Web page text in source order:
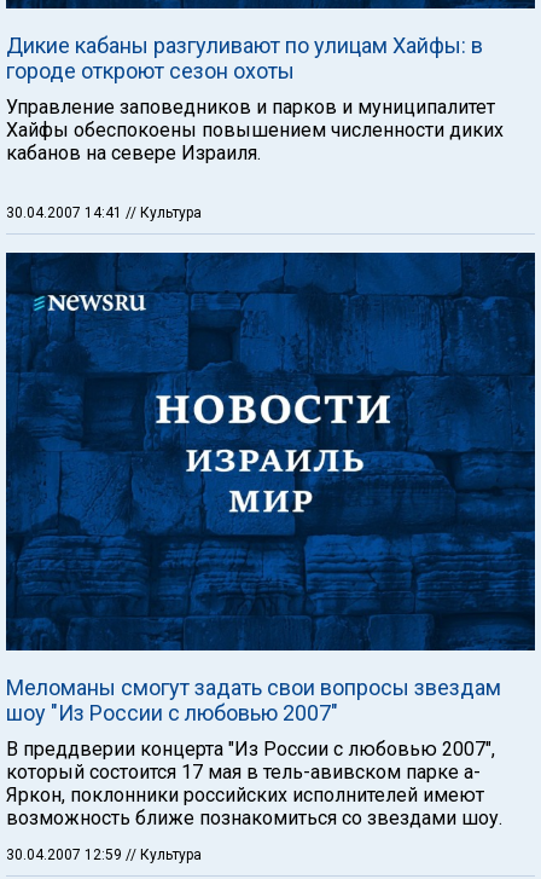
Дикие кабаны разгуливают по улицам Хайфы: в
городе откроют сезон охоты
Управление заповедников и парков и муниципалитет
Хайфы обеспокоены повышением численности диких
кабанов на севере Израиля.
30.04.2007 14:41 // Культура
Меломаны смогут задать свои вопросы звездам
шоу "Из России с любовью 2007"
В преддверии концерта "Из России с любовью 2007",
который состоится 17 мая в тель-авивском парке а-
Яркон, поклонники российских исполнителей имеют
возможность ближе познакомиться со звездами шоу.
30.04.2007 12:59 // Культура